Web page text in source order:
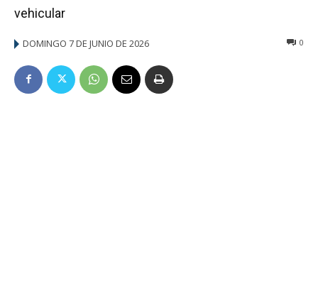
vehicular
DOMINGO 7 DE JUNIO DE 2026 0